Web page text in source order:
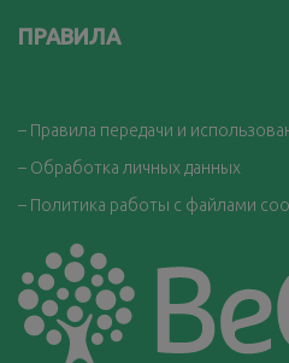
ПРАВИЛА
– Правила передачи и
– Обработка личных данных
– Политика работы с файлами